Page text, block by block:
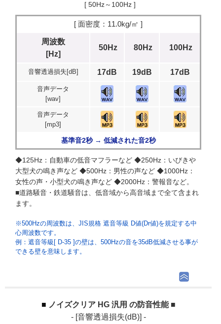
[ 50Hz～100Hz ]
[ 面密度：11.0kg/㎡ ]
周波数
[Hz]
50Hz 80Hz 100Hz
音響透過損失[dB] 17dB 19dB 17dB
音声データ
[wav]
音声データ
[mp3]
基準音2秒 → 低減された音2秒
◆125Hz：自動車の低音マフラーなど ◆250Hz：いびきや
大型犬の鳴き声など ◆500Hz：男性の声など ◆1000Hz：
女性の声・小型犬の鳴き声など ◆2000Hz：警報音など。
■道路騒音・鉄道騒音は、低音域から高音域まで全て含まれ
ます。
※500Hzの周波数は、JIS規格 遮音等級 D値(Dr値)を規定する中
心周波数です。
例：遮音等級[ D-35 ]の壁は、500Hzの音を35dB低減させる事が
できる壁を意味します。
ノイズクリア HG 汎用 の防音性能 ■
- [音響透過損失(dB)] -